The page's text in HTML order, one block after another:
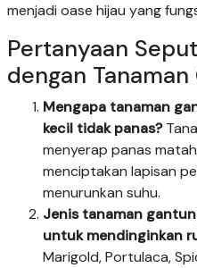
menjadi oase hijau yang
Pertanyaan
dengan
Mengapa tanaman
kecil tidak panas?
menyerap panas
menciptakan lapisan
menurunkan suhu.
Jenis tanaman
untuk mendinginkan
Marigold, Portulaca,